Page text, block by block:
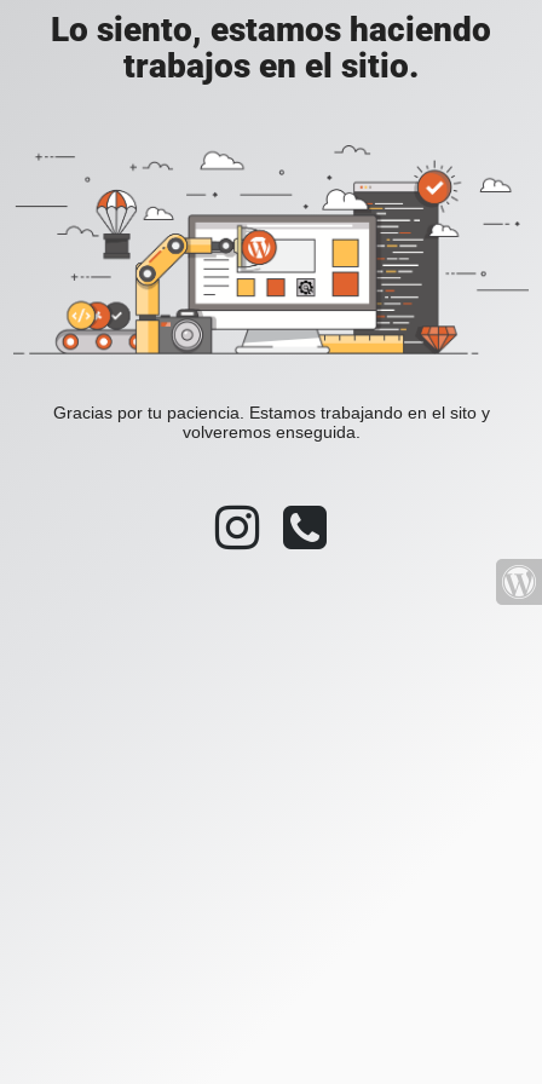
Lo siento, estamos haciendo
trabajos en el sitio.
Gracias por tu paciencia. Estamos trabajando en el sito y
volveremos enseguida.